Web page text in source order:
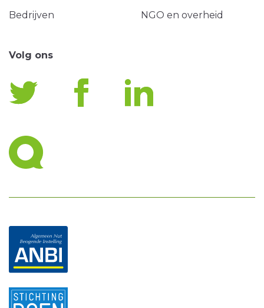
Bedrijven NGO en overheid
Volg ons